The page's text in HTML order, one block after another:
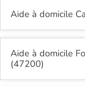
Aide à domicile
Aide à domicile
(47200)